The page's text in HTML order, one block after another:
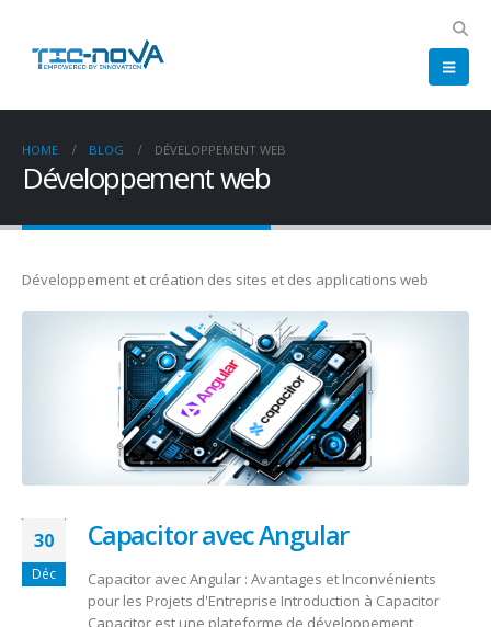
HOME BLOG DÉVELOPPEMENT WEB
Développement web
Développement et création des sites et des applications web
30
Déc
Capacitor avec Angular
Capacitor avec Angular : Avantages et Inconvénients
pour les Projets d'Entreprise Introduction à Capacitor
Capacitor est une plateforme de développement